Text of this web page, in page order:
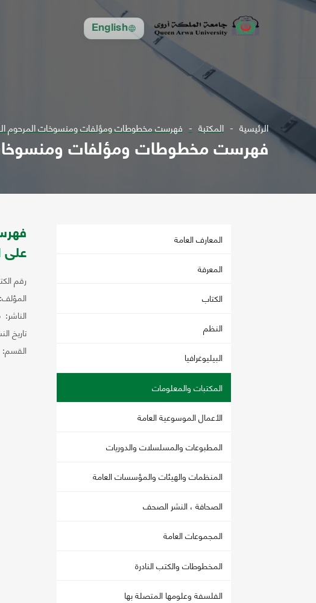
English
الرئيسية المكتبة فهرست مخطوطات ومؤلفات ومنسوخات المرحوم
فهرست مخطوطات ومؤلفات ومنسوخات
المعارف العامة
المعرفة
الكتاب
النظم
البيليوغرافيا
المكتبات والمعلومات
الأعمال الموسوعية العامة
المطبوعات والمسلسلات والدوريات
المنظمات والهيئات والمؤسسات العامة
الصحافة ، النشر الصحف
المجموعات العامة
المخطوطات والكتب النادرة
الفلسفة وعلومها المتصلة بها
على
رقم
المؤلف:
الناشر:
تاريخ
القسم: